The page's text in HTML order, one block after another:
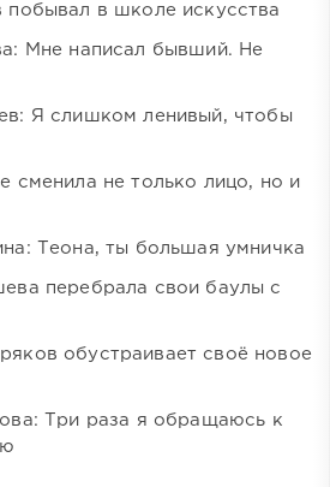
побывал в школе искусства
Мне написал бывший. Не
Я слишком ленивый, чтобы
сменила не только лицо, но и
Теона, ты большая умничка
перебрала свои баулы с
обустраивает своё новое
Три раза я обращаюсь к